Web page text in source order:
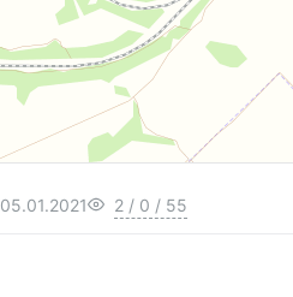
05.01.2021 2 / 0 / 55